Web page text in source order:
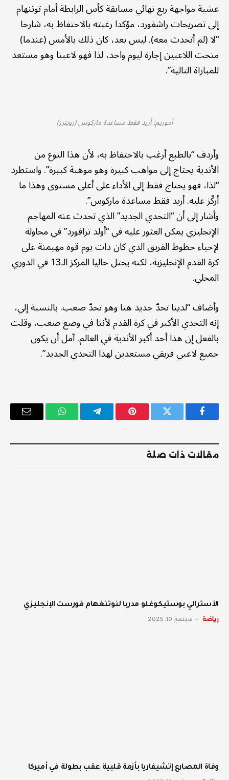
عشية مواجهة ربع نهائي مسابقة كأس الرابطة أمام توتنهام
إلى تصريحات راشفورد، مؤكدا رغبته بالاحتفاظ به، شارحا
“لا (لم أتحدث معه). ليس بعد، كان ذلك بالأمس (عندما)
منحت اللاعبين إجازة ليوم واحد، لذا فهو لاعبنا وهو مستعد
للمباراة التالية”.
أموريم: أريد فقط مساعدة ماركوس (رويترز)
وأردف “بالطبع أرغب بالاحتفاظ به، لأن هذا النوع من
الأندية يحتاج إلى مواهب كبيرة وهو موهبة كبيرة”. واستطرد
“لذا، فهو يحتاج فقط إلى الأداء على أعلى مستوى وهذا ما
أركّز عليه. أريد فقط مساعدة ماركوس”.
وأشار إلى أن “التحدي الجديد” الذي تحدث عنه المهاجم
الإنجليزي يمكن العثور عليه في “أولد ترافورد” في محاولة
لإحياء حظوظ الفريق الذي كان ذات يوم قوة مهيمنة على
كرة القدم الإنجليزية، لكنه يحتل حاليا المركز الـ13 في الدوري
المحلي.
وأضاف “لدينا تحدّ جديد هنا وهو تحدّ صعب. بالنسبة إلي،
إنه التحدي الأكبر في كرة القدم لأننا في وضع صعب، وقلت
بالفعل إن هذا أحد أكبر الأندية في العالم. آمل أن يكون
جميع لاعبي فريقي مستعدين لهذا التحدي الجديد”.
فيسبوك تويتر بينتيريستتيلقرام واتساب
البريد
مقالات ذات صلة
الأسترالي بوستيكوغلو مدربا لنوتنغهام فورست الإنجليزي
رياضة سبتمبر 10, 2025
وفاة المصارع إتشيفاريا بأزمة قلبية عقب بطولة في أميركا